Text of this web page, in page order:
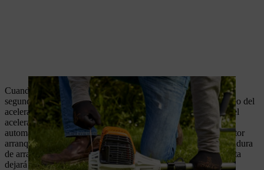
Cuando el motor arranca, sigue funcionando durante unos 5-7
segundos. Durante este tiempo, presiona brevemente el bloqueo del
acelerador situado en la empuñadura multifunción y presiona el
acelerador. Esto hará que la palanca del estrangulador salte
automáticamente a la posición de reposo (hacia abajo) y el motor
arranque al ralentí. No es necesario volver a tirar de la empuñadura
de arranque. Una vez que el motor esté al ralentí, la herramienta
dejará de girar.